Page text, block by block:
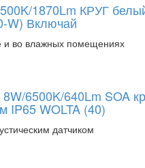
1870Lm КРУГ
W) Включай
и во влажных помещениях
6500K/640Lm SOA
IP65 WOLTA (40)
датчиком